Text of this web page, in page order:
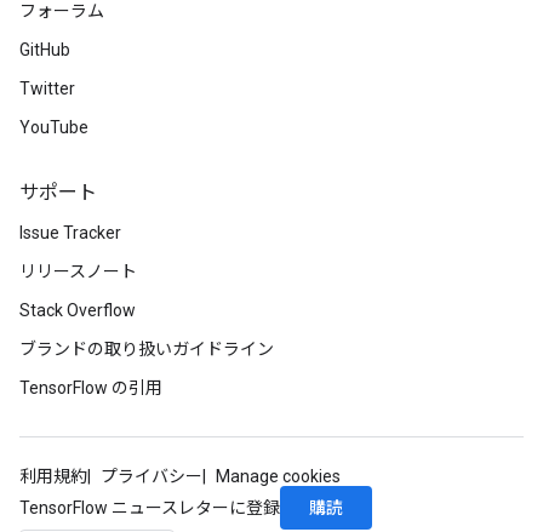
フォーラム
GitHub
Twitter
YouTube
サポート
Issue Tracker
リリースノート
Stack Overflow
ブランドの取り扱いガイドライン
TensorFlow の引用
利用規約 プライバシー
Manage cookies
TensorFlow ニュースレターに登録
購読